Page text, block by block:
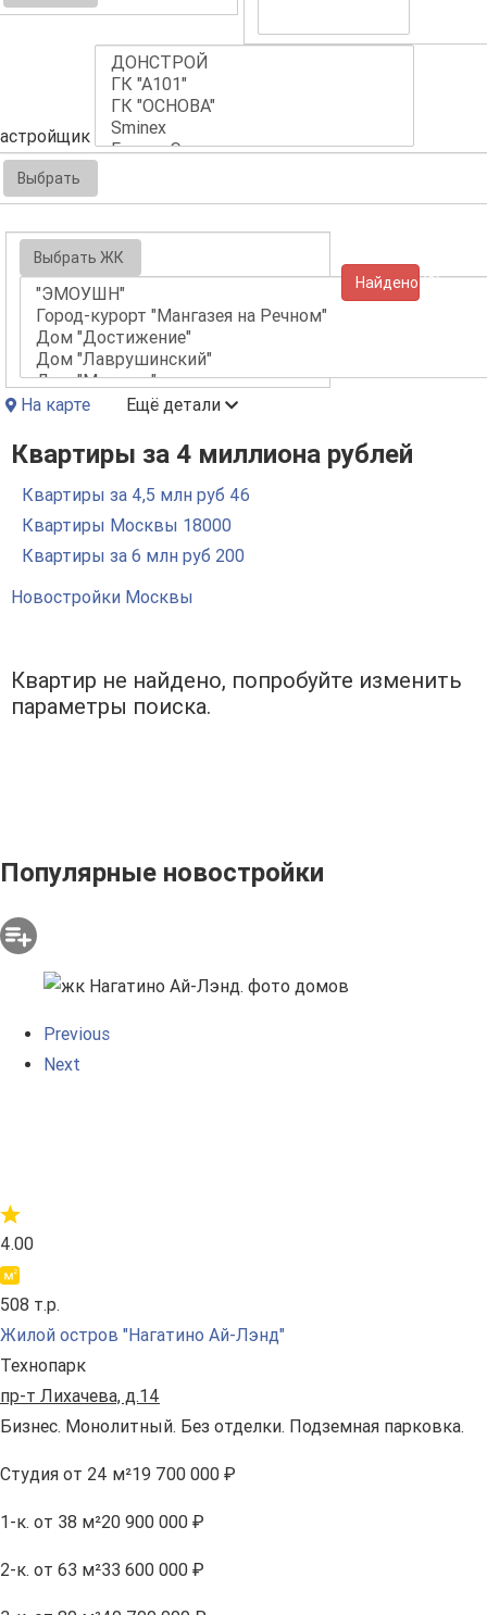
Выбрать
Выбрать ЖК
Найдено (0)
На карте Ещё детали
Квартиры за 4 миллиона рублей
Квартиры за 4,5 млн руб 46
Квартиры Москвы 18000
Квартиры за 6 млн руб 200
Новостройки Москвы
Квартир не найдено, попробуйте изменить
параметры поиска.
Популярные новостройки
Previous
Next
4.00
508 т.р.
Жилой остров "Нагатино Ай-Лэнд"
Технопарк
пр-т Лихачева, д.14
Бизнес. Монолитный. Без отделки. Подземная парковка.
Студия от 24 м²19 700 000 ₽
1-к. от 38 м²20 900 000 ₽
2-к. от 63 м²33 600 000 ₽